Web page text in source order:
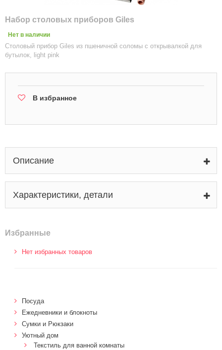
Набор столовых приборов Giles
Нет в наличии
Столовый прибор Giles из пшеничной соломы с открывалкой для
бутылок, light pink
В избранное
Описание
Характеристики, детали
Избранные
Нет избранных товаров
Посуда
Ежедневники и блокноты
Сумки и Рюкзаки
Уютный дом
Текстиль для ванной комнаты